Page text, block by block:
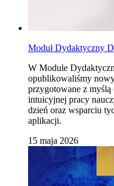
Moduł Dydaktyczny
W Module
opublikowaliśmy
przygotowane z
intuicyjnej pracy
dzień oraz wsparciu
aplikacji.
15 maja 2026